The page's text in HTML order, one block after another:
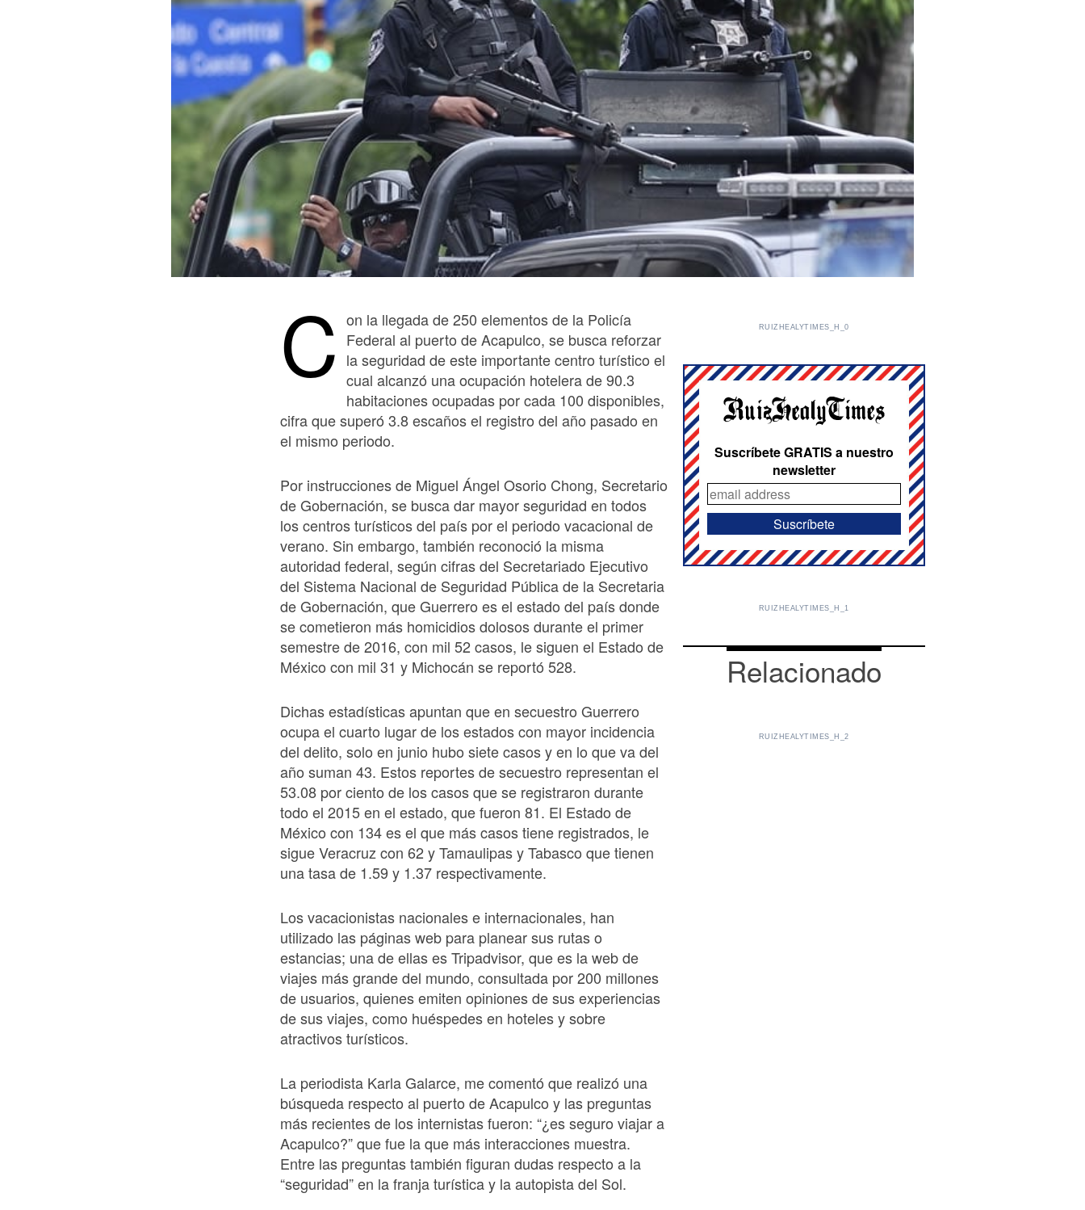
C on la llegada de 250 elementos de la Policía
Federal al puerto de Acapulco, se busca reforzar
la seguridad de este importante centro turístico el
cual alcanzó una ocupación hotelera de 90.3
habitaciones ocupadas por cada 100 disponibles,
cifra que superó 3.8 escaños el registro del año pasado en
el mismo periodo.
Por instrucciones de Miguel Ángel Osorio Chong, Secretario
de Gobernación, se busca dar mayor seguridad en todos
los centros turísticos del país por el periodo vacacional de
verano. Sin embargo, también reconoció la misma
autoridad federal, según cifras del Secretariado Ejecutivo
del Sistema Nacional de Seguridad Pública de la Secretaria
de Gobernación, que Guerrero es el estado del país donde
se cometieron más homicidios dolosos durante el primer
semestre de 2016, con mil 52 casos, le siguen el Estado de
México con mil 31 y Michocán se reportó 528.
Dichas estadísticas apuntan que en secuestro Guerrero
ocupa el cuarto lugar de los estados con mayor incidencia
del delito, solo en junio hubo siete casos y en lo que va del
año suman 43. Estos reportes de secuestro representan el
53.08 por ciento de los casos que se registraron durante
todo el 2015 en el estado, que fueron 81. El Estado de
México con 134 es el que más casos tiene registrados, le
sigue Veracruz con 62 y Tamaulipas y Tabasco que tienen
una tasa de 1.59 y 1.37 respectivamente.
Los vacacionistas nacionales e internacionales, han
utilizado las páginas web para planear sus rutas o
estancias; una de ellas es Tripadvisor, que es la web de
viajes más grande del mundo, consultada por 200 millones
de usuarios, quienes emiten opiniones de sus experiencias
de sus viajes, como huéspedes en hoteles y sobre
atractivos turísticos.
La periodista Karla Galarce, me comentó que realizó una
búsqueda respecto al puerto de Acapulco y las preguntas
más recientes de los internistas fueron: “¿es seguro viajar a
Acapulco?” que fue la que más interacciones muestra.
Entre las preguntas también figuran dudas respecto a la
“seguridad” en la franja turística y la autopista del Sol.
RUIZHEALYTIMES_H_0
Suscríbete GRATIS a nuestro
newsletter
RUIZHEALYTIMES_H_1
Relacionado
RUIZHEALYTIMES_H_2